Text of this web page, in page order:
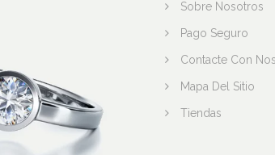
Sobre Nosotros
Pago Seguro
Contacte Con
Mapa Del Sitio
Tiendas